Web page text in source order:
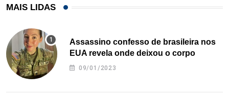
MAIS LIDAS
Assassino confesso de brasileira nos
EUA revela onde deixou o corpo
09/01/2023